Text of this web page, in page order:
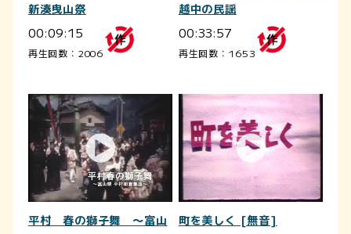
新湊曳山祭
00:09:15
再生回数：2006
越中の民謡
00:33:57
再生回数：1653
平村 春の獅子舞 ～富山
町を美しく [無音]